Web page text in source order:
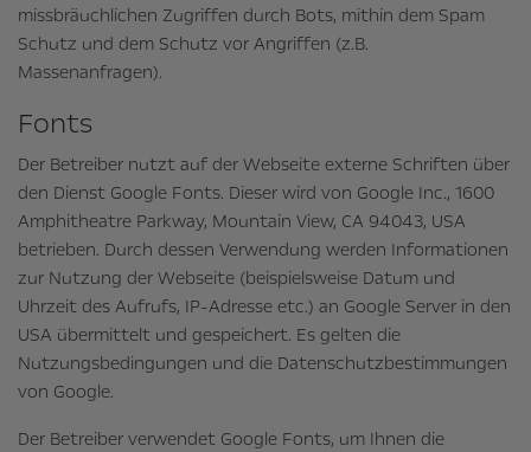
missbräuchlichen Zugriffen durch Bots, mithin dem Spam
Schutz und dem Schutz vor Angriffen (z.B.
Massenanfragen).
Fonts
Der Betreiber nutzt auf der Webseite externe Schriften über
den Dienst Google Fonts. Dieser wird von Google Inc., 1600
Amphitheatre Parkway, Mountain View, CA 94043, USA
betrieben. Durch dessen Verwendung werden Informationen
zur Nutzung der Webseite (beispielsweise Datum und
Uhrzeit des Aufrufs, IP-Adresse etc.) an Google Server in den
USA übermittelt und gespeichert. Es gelten die
Nutzungsbedingungen und die Datenschutzbestimmungen
von Google.
Der Betreiber verwendet Google Fonts, um Ihnen die